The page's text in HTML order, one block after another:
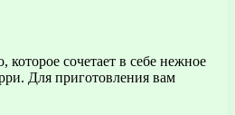
сочетает в себе нежное
Для приготовления вам